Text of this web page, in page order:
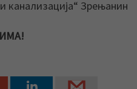
канализација“ Зрењанин